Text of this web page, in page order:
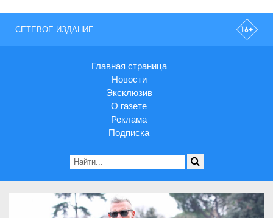
СЕТЕВОЕ ИЗДАНИЕ
Главная страница
Новости
Эксклюзив
О газете
Реклама
Подписка